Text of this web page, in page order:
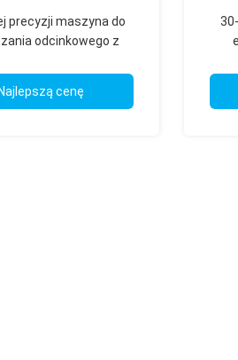
precyzji maszyna do
odcinkowego z
Najlepszą cenę